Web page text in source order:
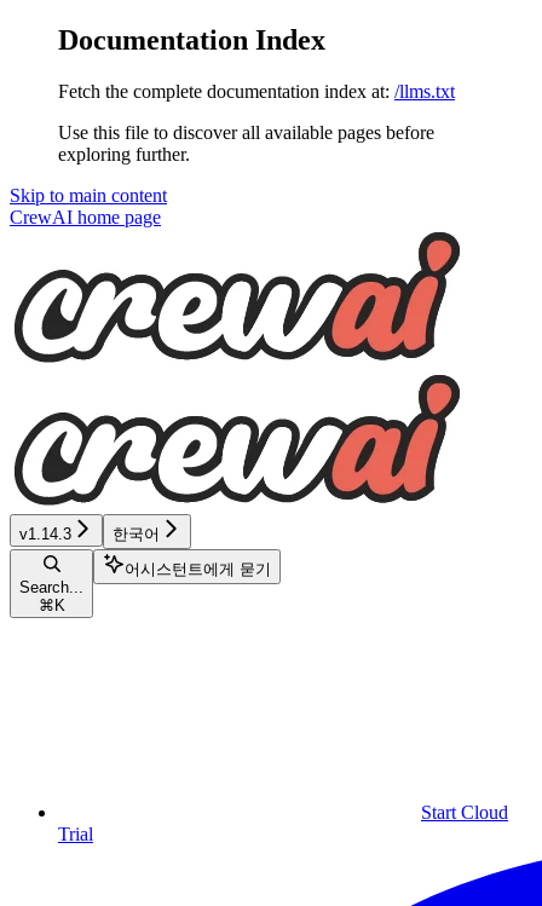
Documentation Index
Fetch the complete documentation index at: /llms.txt
Use this file to discover all available pages before
exploring further.
Skip to main content
CrewAI home page
v1.14.3 한국어
Search...
⌘ K
어시스턴트에게 묻기
Start Cloud
Trial